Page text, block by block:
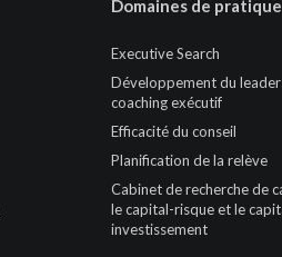
Domaines de pratique
Executive Search
Développement du
coaching exécutif
Efficacité du conseil
Planification de la relève
Cabinet de recherche de
le capital-risque et le
investissement